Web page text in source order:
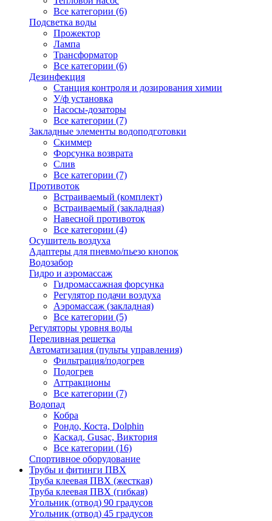
Все категории (6)
Подсветка воды
Прожектор
Лампа
Трансформатор
Все категории (6)
Дезинфекция
Станция контроля и дозирования химии
У/ф установка
Насосы-дозаторы
Все категории (7)
Закладные элементы водоподготовки
Скиммер
Форсунка возврата
Слив
Все категории (7)
Противоток
Встраиваемый (комплект)
Встраиваемый (закладная)
Навесной противоток
Все категории (4)
Осушитель воздуха
Адаптеры для пневмо/пьезо кнопок
Водозабор
Гидро и аэромассаж
Гидромассажная форсунка
Регулятор подачи воздуха
Аэромассаж (закладная)
Все категории (5)
Регуляторы уровня воды
Переливная решетка
Автоматизация (пульты управления)
Фильтрация/подогрев
Подогрев
Аттракционы
Все категории (7)
Водопад
Кобра
Рондо, Коста, Dolphin
Каскад, Gusac, Виктория
Все категории (16)
Спортивное оборудование
Трубы и фитинги ПВХ
Труба клеевая ПВХ (жесткая)
Труба клеевая ПВХ (гибкая)
Угольник (отвод) 90 градусов
Угольник (отвод) 45 градусов